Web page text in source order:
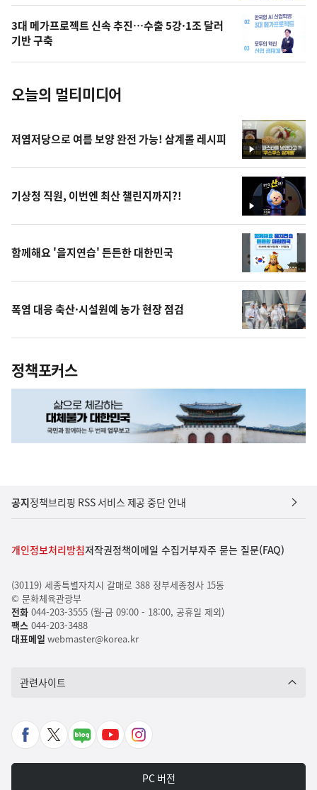
의
사
진
3대 메가프로젝트 신속 추진…수출 5강·1조 달러
기반 구축
오늘의 멀티미디어
영
상
저염저당으로 여름 보양 완전 가능! 삼계롤 레시피
영
상
기상청 직원, 이번엔 최산 챌린지까지?!
함께해요 '을지연습' 든든한 대한민국
폭염 대응 축산·시설원예 농가 현장 점검
정책포커스
공지정책브리핑 RSS 서비스 제공 중단 안내
개인정보처리방침저작권정책이메일 수집거부자주 묻는 질문(FAQ)
(30119) 세종특별자치시 갈매로 388 정부세종청사 15동
© 문화체육관광부
전화044-203-3555 (월-금 09:00 - 18:00, 공휴일 제외)
팩스044-203-3488
대표메일 webmaster@korea.kr
관련사이트
페
X
네
유
인
타
PC 버전